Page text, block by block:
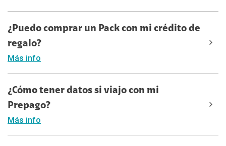
¿Puedo comprar un Pack con mi crédito de
regalo?
Más info
¿Cómo tener datos si viajo con mi
Prepago?
Más info